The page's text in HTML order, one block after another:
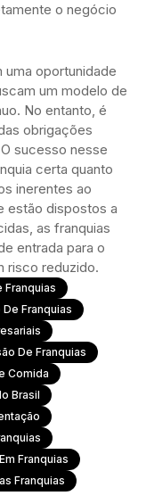
o negócio
oportunidade
um modelo de
No entanto, é
obrigações
sucesso nesse
certa quanto
inerentes ao
estão dispostos a
as franquias
entrada para o
risco reduzido.
Franquias
Franquias
De Franquias
Comida
Brasil
Franquias
Franquias